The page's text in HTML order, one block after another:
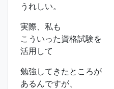
うれしい。
実際、私も
こういった資格試験を
活用して
勉強してきたところが
あるんですが、